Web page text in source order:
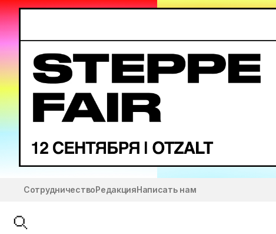
СотрудничествоРедакцияНаписать нам